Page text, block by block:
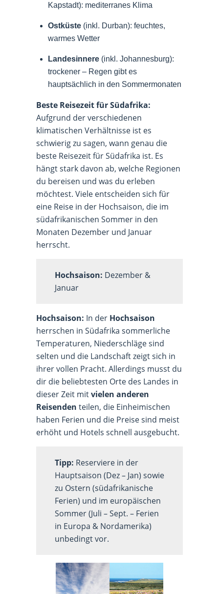
Kapstadt): mediterranes Klima
Ostküste (inkl. Durban): feuchtes,
warmes Wetter
Landesinnere (inkl. Johannesburg):
trockener – Regen gibt es
hauptsächlich in den Sommermonaten
Beste Reisezeit für Südafrika:
Aufgrund der verschiedenen
klimatischen Verhältnisse ist es
schwierig zu sagen, wann genau die
beste Reisezeit für Südafrika ist. Es
hängt stark davon ab, welche Regionen
du bereisen und was du erleben
möchtest. Viele entscheiden sich für
eine Reise in der Hochsaison, die im
südafrikanischen Sommer in den
Monaten Dezember und Januar
herrscht.
Hochsaison: Dezember &
Januar
Hochsaison: In der Hochsaison
herrschen in Südafrika sommerliche
Temperaturen, Niederschläge sind
selten und die Landschaft zeigt sich in
ihrer vollen Pracht. Allerdings musst du
dir die beliebtesten Orte des Landes in
dieser Zeit mitvielen anderen
Reisenden teilen, die Einheimischen
haben Ferien und die Preise sind meist
erhöht und Hotels schnell ausgebucht.
Tipp: Reserviere in der
Hauptsaison (Dez – Jan) sowie
zu Ostern (südafrikanische
Ferien) und im europäischen
Sommer (Juli – Sept. – Ferien
in Europa & Nordamerika)
unbedingt vor.